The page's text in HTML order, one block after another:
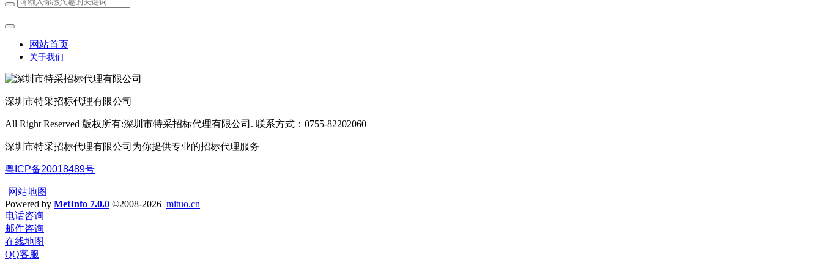
网站首页
关于我们
深圳市特采招标代理有限公司
All Right Reserved 版权所有:深圳市特采招标代理有限公司. 联系方式：0755-82202060
深圳市特采招标代理有限公司为你提供专业的招标代理服务
粤ICP备20018489号
网站地图
Powered by MetInfo 7.0.0 ©2008-2026 mituo.cn
电话咨询
邮件咨询
在线地图
QQ客服